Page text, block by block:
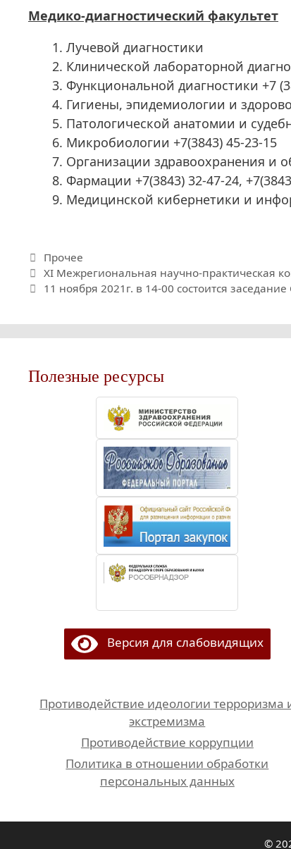
Медико-диагностический факультет
Лучевой диагностики
Клинической лабораторной
Функциональной диагностики +7
Гигиены, эпидемиологии и
Патологической анатомии и
Микробиологии +7(3843) 45-23-15
Организации здравоохранения и
Фармации +7(3843) 32-47-24,
Медицинской кибернетики и
Рубрики
Прочее
XI Межрегиональная научно-практическая
11 ноября 2021г. в 14-00 состоится
Полезные ресурсы
Версия для слабовидящих
Противодействие идеологии терроризма
экстремизма
Противодействие коррупции
Политика в отношении обработки
персональных данных
©